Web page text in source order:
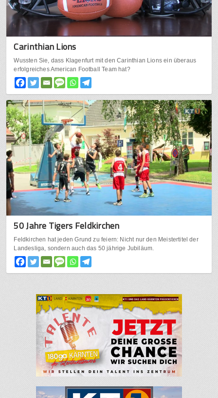
Carinthian Lions
Wussten Sie, dass Klagenfurt mit den Carinthian Lions ein überaus
erfolgreiches American Football Team hat?
50 Jahre Tigers Feldkirchen
Feldkirchen hat jeden Grund zu feiern: Nicht nur den Meistertitel der
Landesliga, sondern auch das 50 jährige Jubiläum.